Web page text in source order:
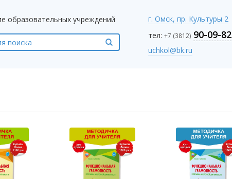
образовательных учреждений
г. Омск, пр. Культуры 2
тел: +7 (3812) 90-09-82
uchkol@bk.ru